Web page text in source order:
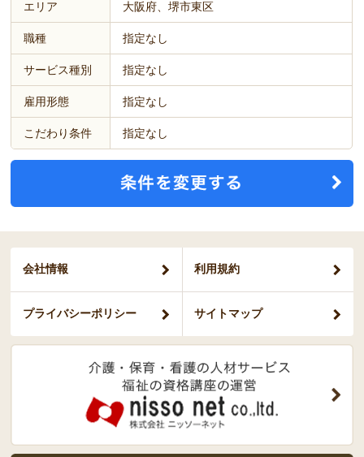
エリア 大阪府、堺市東区
職種 指定なし
サービス種別 指定なし
雇用形態 指定なし
こだわり条件 指定なし
会社情報 利用規約
プライバシーポリシー サイトマップ